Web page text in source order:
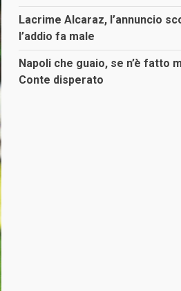
Lacrime Alcaraz, l’annuncio
l’addio fa male
Napoli che guaio, se n’è fatto
Conte disperato